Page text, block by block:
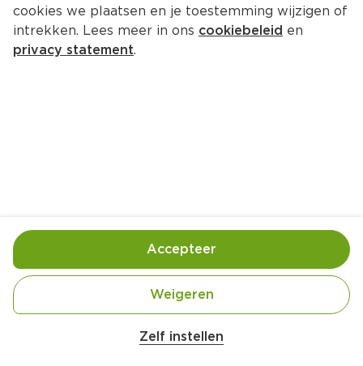
Unox Magere leverpastei 3-pack
Per Krimp 3 st  (per stuks €1.26)
Handige informatie over dit product
Beter Leven 1 Ster
cookies we plaatsen en je toestemming wijzigen of
intrekken. Lees meer in ons cookiebeleid en
privacy statement.
Zelf instellen
Weigeren
Accepteer